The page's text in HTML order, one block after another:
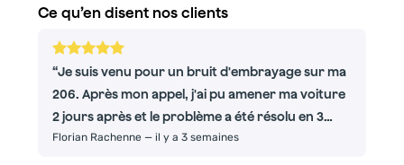
Ce qu’en disent nos clients
Je suis venu pour un bruit d'embrayage sur ma
206. Après mon appel, j'ai pu amener ma voiture
2 jours après et le problème a été résolu en 3
jours. Le changement d'embrayage a couté le
Florian Rachenne — il y a 3 semaines